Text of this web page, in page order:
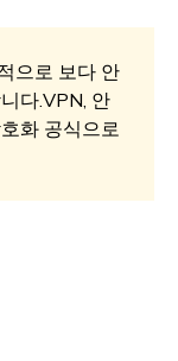
으로 보다 안
다.VPN, 안
화 공식으로